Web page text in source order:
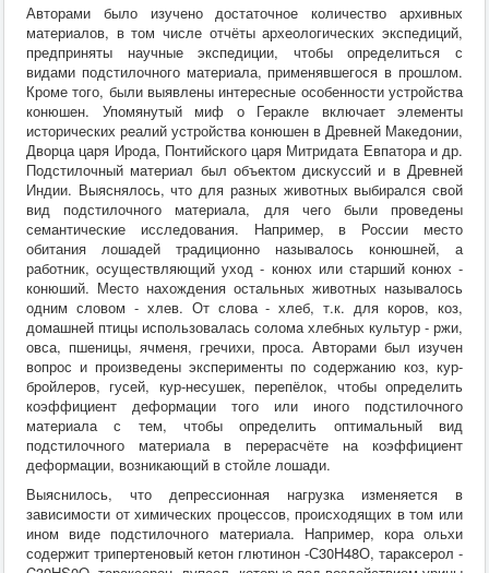
Авторами было изучено достаточное количество архивных
материалов, в том числе отчёты археологических экспедиций,
предприняты научные экспедиции, чтобы определиться с
видами подстилочного материала, применявшегося в прошлом.
Кроме того, были выявлены интересные особенности устройства
конюшен. Упомянутый миф о Геракле включает элементы
исторических реалий устройства конюшен в Древней Македонии,
Дворца царя Ирода, Понтийского царя Митридата Евпатора и др.
Подстилочный материал был объектом дискуссий и в Древней
Индии. Выяснялось, что для разных животных выбирался свой
вид подстилочного материала, для чего были проведены
семантические исследования. Например, в России место
обитания лошадей традиционно называлось конюшней, а
работник, осуществляющий уход - конюх или старший конюх -
конюший. Место нахождения остальных животных называлось
одним словом - хлев. От слова - хлеб, т.к. для коров, коз,
домашней птицы использовалась солома хлебных культур - ржи,
овса, пшеницы, ячменя, гречихи, проса. Авторами был изучен
вопрос и произведены эксперименты по содержанию коз, кур-
бройлеров, гусей, кур-несушек, перепёлок, чтобы определить
коэффициент деформации того или иного подстилочного
материала с тем, чтобы определить оптимальный вид
подстилочного материала в перерасчёте на коэффициент
деформации, возникающий в стойле лошади.
Выяснилось, что депрессионная нагрузка изменяется в
зависимости от химических процессов, происходящих в том или
ином виде подстилочного материала. Например, кора ольхи
содержит трипертеновый кетон глютинон -С30Н48О, тараксерол -